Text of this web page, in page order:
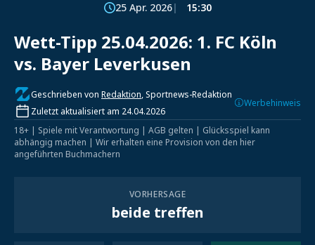
25 Apr. 2026 15:30
Wett-Tipp 25.04.2026: 1. FC Köln
vs. Bayer Leverkusen
Geschrieben von Redaktion, Sportnews-Redaktion
Zuletzt aktualisiert am 24.04.2026
Werbehinweis
18+ | Spiele mit Verantwortung | AGB gelten | Glücksspiel kann
abhängig machen | Wir erhalten eine Provision von den hier
angeführten Buchmachern
VORHERSAGE
beide treffen